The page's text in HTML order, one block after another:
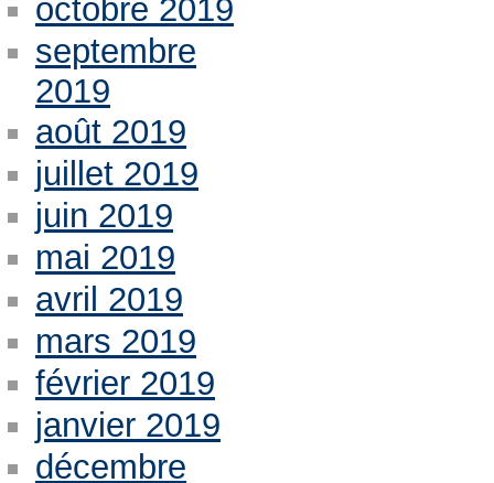
octobre 2019
septembre
2019
août 2019
juillet 2019
juin 2019
mai 2019
avril 2019
mars 2019
février 2019
janvier 2019
décembre